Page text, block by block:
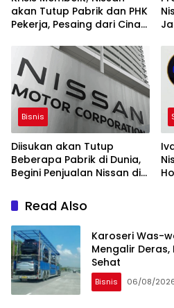
akan Tutup Pabrik dan PHK
Pekerja, Pesaing dari Cina
Bisnis
Diisukan akan Tutup
Beberapa Pabrik di Dunia,
Begini Penjualan Nissan di
Read Also
Karoseri Was-
Mengalir Deras,
Sehat
Bisnis 06/08/